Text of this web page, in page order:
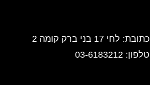
כתובת: לחי 17 בני ברק קומה 2
טלפון: 03-6183212